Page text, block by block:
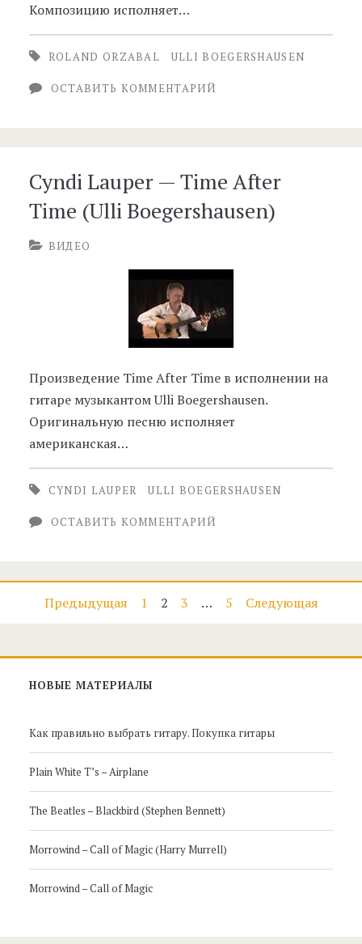
Композицию исполняет…
ROLAND ORZABAL ULLI BOEGERSHAUSEN
ОСТАВИТЬ КОММЕНТАРИЙ
Cyndi Lauper — Time After
Time (Ulli Boegershausen)
ВИДЕО
Произведение Time After Time в исполнении на
гитаре музыкантом Ulli Boegershausen.
Оригинальную песню исполняет
американская…
CYNDI LAUPER ULLI BOEGERSHAUSEN
ОСТАВИТЬ КОММЕНТАРИЙ
Навигация
Предыдущая 1 2 3 … 5 Следующая
Главная
панель
НОВЫЕ МАТЕРИАЛЫ
Как правильно выбрать гитару. Покупка гитары
Plain White T’s – Airplane
The Beatles – Blackbird (Stephen Bennett)
Morrowind – Call of Magic (Harry Murrell)
Morrowind – Call of Magic